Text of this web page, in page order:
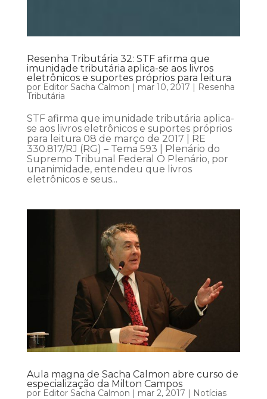
Resenha Tributária 32: STF afirma que
imunidade tributária aplica-se aos livros
eletrônicos e suportes próprios para leitura
por Editor Sacha Calmon | mar 10, 2017 | Resenha
Tributária
STF afirma que imunidade tributária aplica-
se aos livros eletrônicos e suportes próprios
para leitura 08 de março de 2017 | RE
330.817/RJ (RG) – Tema 593 | Plenário do
Supremo Tribunal Federal O Plenário, por
unanimidade, entendeu que livros
eletrônicos e seus...
Aula magna de Sacha Calmon abre curso de
especialização da Milton Campos
por Editor Sacha Calmon | mar 2, 2017 | Notícias